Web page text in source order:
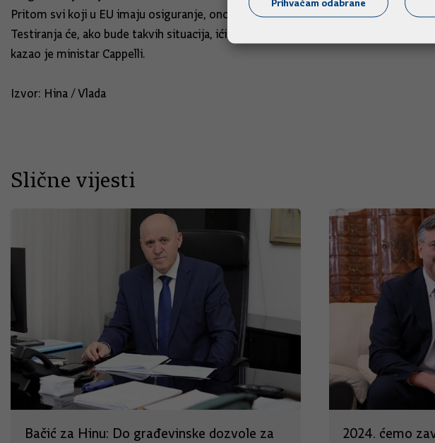
Pritom svi koji u EU imaju osiguranje, ono će im po povratku sve refundirati.
Testiranja će, ako bude takvih situacija, ići će na teret države. Ako bi se, pak,
kazao je ministar Cappelli.
Izvor: Hina / Vlada
Slične vijesti
Bačić za Hinu: Do građevinske dozvole za
2024. ćemo